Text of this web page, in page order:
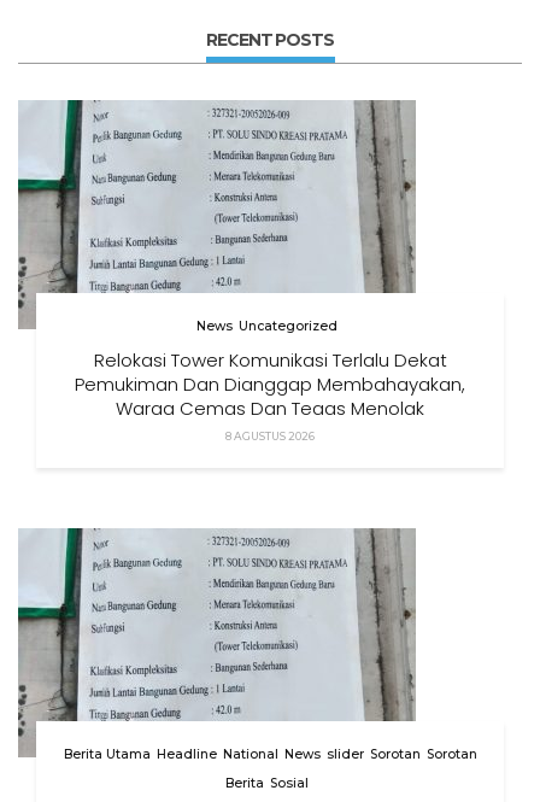
RECENT POSTS
News Uncategorized
Relokasi Tower Komunikasi Terlalu Dekat
Pemukiman Dan Dianggap Membahayakan,
Warga Cemas Dan Tegas Menolak
8 AGUSTUS 2026
Berita Utama Headline National News slider Sorotan Sorotan
Berita Sosial